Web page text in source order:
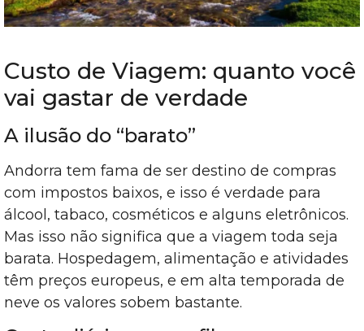
Custo de Viagem: quanto você
vai gastar de verdade
A ilusão do “barato”
Andorra tem fama de ser destino de compras
com impostos baixos, e isso é verdade para
álcool, tabaco, cosméticos e alguns eletrônicos.
Mas isso não significa que a viagem toda seja
barata. Hospedagem, alimentação e atividades
têm preços europeus, e em alta temporada de
neve os valores sobem bastante.